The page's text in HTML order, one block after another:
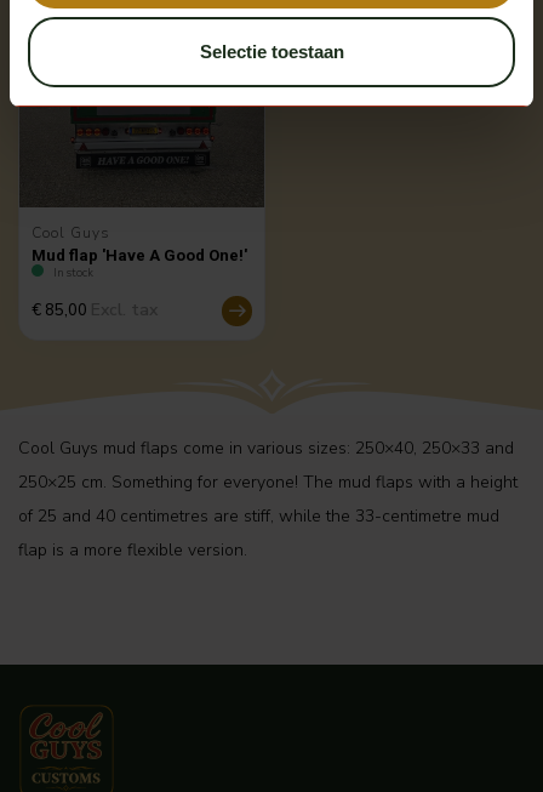
Selectie toestaan
Cool Guys
Mud flap 'Have A Good One!'
In stock
€ 85,00
Cool Guys mud flaps come in various sizes: 250×40, 250×33 and
250×25 cm. Something for everyone! The mud flaps with a height
of 25 and 40 centimetres are stiff, while the 33-centimetre mud
flap is a more flexible version.